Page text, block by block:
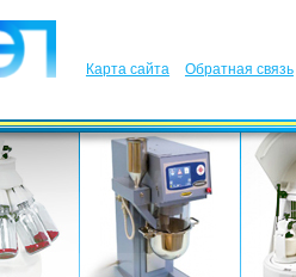
Карта сайта Обратная связь